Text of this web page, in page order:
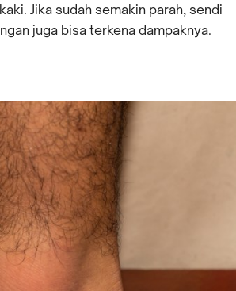
Jika sudah semakin parah, sendi
juga bisa terkena dampaknya.